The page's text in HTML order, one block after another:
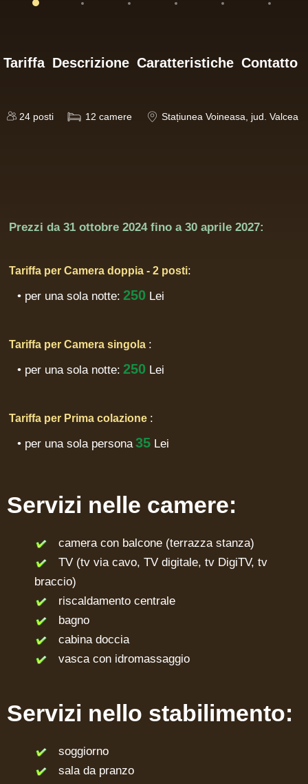
Tariffa Descrizione Caratteristiche Contatto
24 posti 12 camere Stațiunea Voineasa, jud. Valcea
Prezzi da 31 ottobre 2024fino a 30 aprile 2027:
Tariffa per Camera doppia - 2 posti:
• per una sola notte: 250 Lei
Tariffa per Camera singola :
• per una sola notte: 250 Lei
Tariffa per Prima colazione :
• per una sola persona 35 Lei
Servizi nelle camere:
camera con balcone (terrazza stanza)
TV (tv via cavo, TV digitale, tv DigiTV, tv
braccio)
riscaldamento centrale
bagno
cabina doccia
vasca con idromassaggio
Servizi nello stabilimento:
soggiorno
sala da pranzo